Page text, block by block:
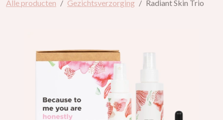
Alle producten Gezichtsverzorging Radiant Skin Trio